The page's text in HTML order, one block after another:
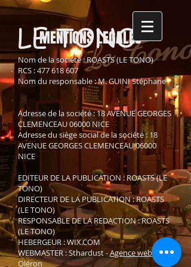
LE TONO
MENTIONS LEGALES
Nom de la société : ROASTS (LE TONO)
RCS :477 618 607
Nom du responsable : M. GUINI Stéphane
Adresse de la société : 18 AVENUE GEORGES
CLEMENCEAU 06000 NICE
Adresse du siège social de la société : 18
AVENUE GEORGES CLEMENCEAU 06000
NICE
EDITEUR DE LA PUBLICATION : ROASTS (LE
TONO)
DIRECTEUR DE LA PUBLICATION : ROASTS
(LE TONO)
RESPONSABLE DE LA REDACTION : ROASTS
(LE TONO)
HEBERGEUR : WIX.COM
WEBMASTER : Sthardust -Agence web à
Oléron